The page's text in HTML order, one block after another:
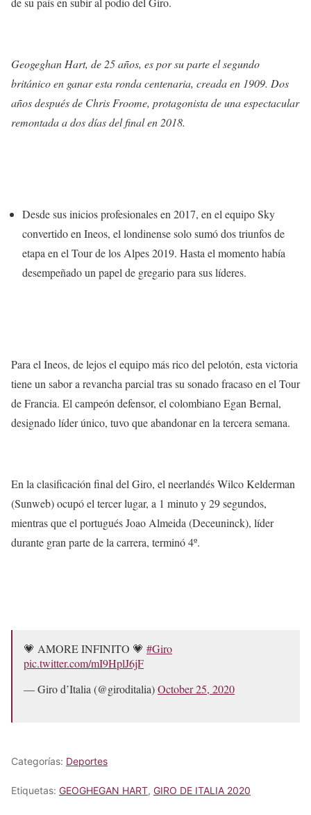
Geogeghan Hart, de 25 años, es por su parte el segundo
británico en ganar esta ronda centenaria, creada en 1909. Dos
años después de Chris Froome, protagonista de una espectacular
remontada a dos días del final en 2018.
Desde sus inicios profesionales en 2017, en el equipo Sky
convertido en Ineos, el londinense solo sumó dos triunfos de
etapa en el Tour de los Alpes 2019. Hasta el momento había
desempeñado un papel de gregario para sus líderes.
Para el Ineos, de lejos el equipo más rico del pelotón, esta victoria
tiene un sabor a revancha parcial tras su sonado fracaso en el Tour
de Francia. El campeón defensor, el colombiano Egan Bernal,
designado líder único, tuvo que abandonar en la tercera semana.
En la clasificación final del Giro, el neerlandés Wilco Kelderman
(Sunweb) ocupó el tercer lugar, a 1 minuto y 29 segundos,
mientras que el portugués Joao Almeida (Deceuninck), líder
durante gran parte de la carrera, terminó 4º.
💗 AMORE INFINITO 💗 #Giro
pic.twitter.com/mI9HplJ6jF
— Giro d’Italia (@giroditalia)October 25, 2020
Categorías: Deportes
Etiquetas: GEOGHEGAN HART, GIRO DE ITALIA 2020